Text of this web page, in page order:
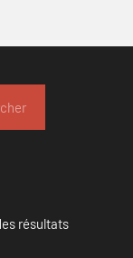
résultats